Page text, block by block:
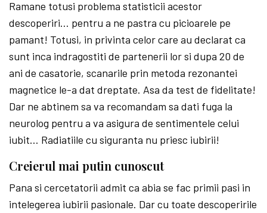
Ramane totusi problema statisticii acestor
descoperiri… pentru a ne pastra cu picioarele pe
pamant! Totusi, in privinta celor care au declarat ca
sunt inca indragostiti de partenerii lor si dupa 20 de
ani de casatorie, scanarile prin metoda rezonantei
magnetice le-a dat dreptate. Asa da test de fidelitate!
Dar ne abtinem sa va recomandam sa dati fuga la
neurolog pentru a va asigura de sentimentele celui
iubit… Radiatiile cu siguranta nu priesc iubirii!
Creierul mai putin cunoscut
Pana si cercetatorii admit ca a­bia se fac primii pasi in
intelegerea iubirii pasionale. Dar cu toate des­co­peririle